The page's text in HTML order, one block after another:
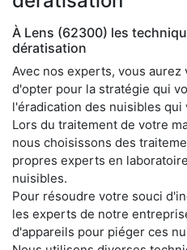
À Lens (62300) les
dératisation
Avec nos experts, vous
d'opter pour la stratégie qui
l'éradication des nuisibles qui
Lors du traitement de votre
nous choisissons des
propres experts en
nuisibles.
Pour résoudre votre souci
les experts de notre
d'appareils pour piéger ces